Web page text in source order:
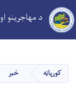
د مهاجرینو
کورپاڼه خبر